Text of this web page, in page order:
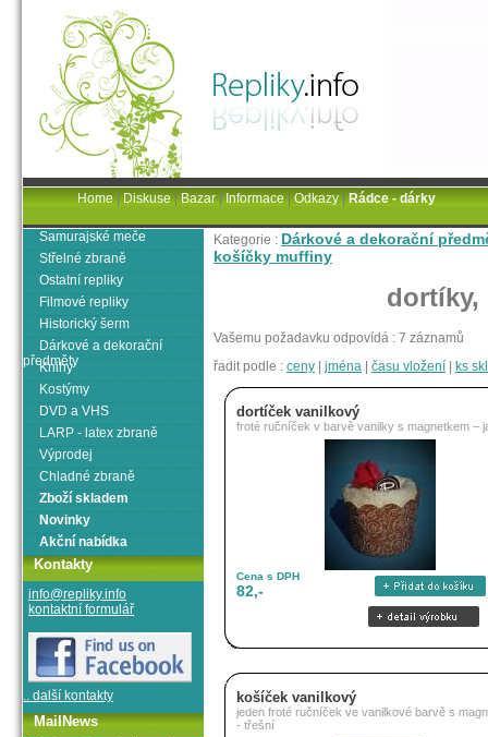
Kategorie : Dárkové a dekorační
košíčky muffiny
dortíky,
Vašemu požadavku odpovídá : 7 záznamů
řadit podle : ceny jména času vložení ks
dortíček vanilkový
froté ručníček v barvě vanilky s magnetkem –
Cena s DPH
82,-
košíček vanilkový
jeden froté ručníček ve vanilkové barvě s
- třešní
Samurajské meče
Střelné zbraně
Ostatní repliky
Filmové repliky
Historický šerm
Dárkové a dekorační
předměty
Knihy
Kostýmy
DVD a VHS
LARP - latex zbraně
Výprodej
Chladné zbraně
Zboží skladem
Novinky
Akční nabídka
Kontakty
info@repliky.info
kontaktní formulář
.. další kontakty
MailNews
Home|Diskuse|Bazar|Informace|Odkazy|Rádce - dárky